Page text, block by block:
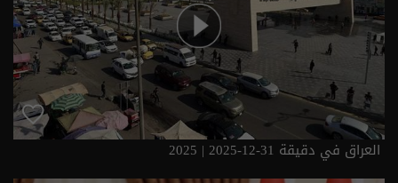
العراق في دقيقة 31-12-2025 | 2025